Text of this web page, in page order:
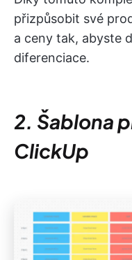
přizpůsobit své
a ceny tak, abyste
diferenciace.
2. Šablona
ClickUp